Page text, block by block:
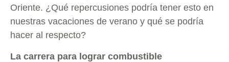
Oriente. ¿Qué repercusiones podría tener esto en
nuestras vacaciones de verano y qué se podría
hacer al respecto?
La carrera para lograr combustible